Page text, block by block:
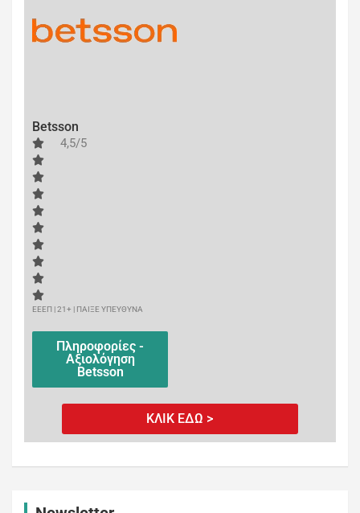
Betsson
4,5/5
ΕΕΕΠ | 21+ | ΠΑΙΞΕ ΥΠΕΥΘΥΝΑ
Πληροφορίες -
Αξιολόγηση
Betsson
ΚΛΙΚ ΕΔΩ >